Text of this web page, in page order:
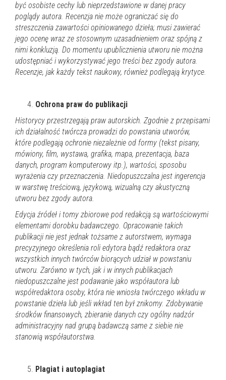
być osobiste cechy lub nieprzedstawione w danej pracy
poglądy autora. Recenzja nie może ograniczać się do
streszczenia zawartości opiniowanego dzieła; musi zawierać
jego ocenę wraz ze stosownym uzasadnieniem oraz spójną z
nimi konkluzją. Do momentu upublicznienia utworu nie można
udostępniać i wykorzystywać jego treści bez zgody autora.
Recenzje, jak każdy tekst naukowy, również podlegają krytyce.
Ochrona praw do publikacji
Historycy przestrzegają praw autorskich. Zgodnie z przepisami
ich działalność twórcza prowadzi do powstania utworów,
które podlegają ochronie niezależnie od formy (tekst pisany,
mówiony, film, wystawa, grafika, mapa, prezentacja, baza
danych, program komputerowy itp.), wartości, sposobu
wyrażenia czy przeznaczenia. Niedopuszczalna jest ingerencja
w warstwę treściową, językową, wizualną czy akustyczną
utworu bez zgody autora.
Edycja źródeł i tomy zbiorowe pod redakcją są wartościowymi
elementami dorobku badawczego. Opracowanie takich
publikacji nie jest jednak tożsame z autorstwem, wymaga
precyzyjnego określenia roli edytora bądź redaktora oraz
wszystkich innych twórców biorących udział w powstaniu
utworu. Zarówno w tych, jak i w innych publikacjach
niedopuszczalne jest podawanie jako współautora lub
współredaktora osoby, która nie wniosła twórczego wkładu w
powstanie dzieła lub jeśli wkład ten był znikomy. Zdobywanie
środków finansowych, zbieranie danych czy ogólny nadzór
administracyjny nad grupą badawczą same z siebie nie
stanowią współautorstwa.
Plagiat i autoplagiat